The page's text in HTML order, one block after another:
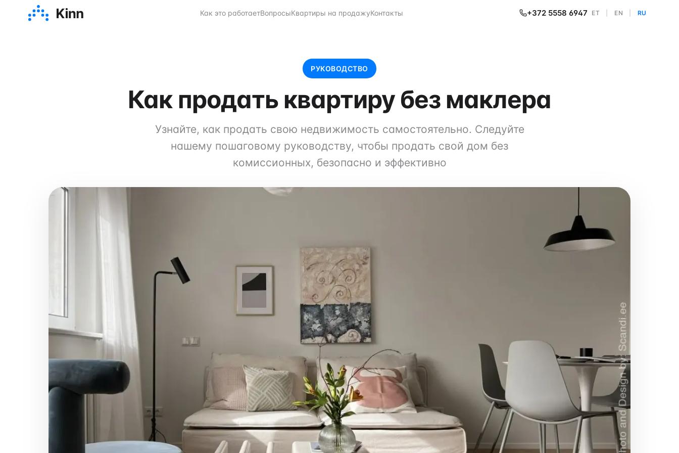
Как это работаетВопросыКвартиры на продажуКонтакты +372 5558 6947 ET EN RU
РУКОВОДСТВО
Как продать квартиру без маклера
Узнайте, как продать свою недвижимость самостоятельно. Следуйте
нашему пошаговому руководству, чтобы продать свой дом без
комиссионных, безопасно и эффективно